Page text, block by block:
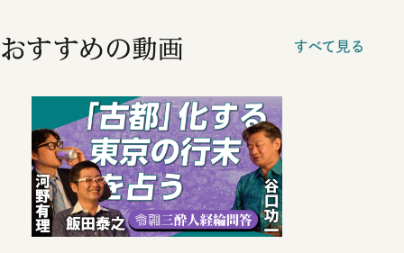
おすすめの動画 すべて見る